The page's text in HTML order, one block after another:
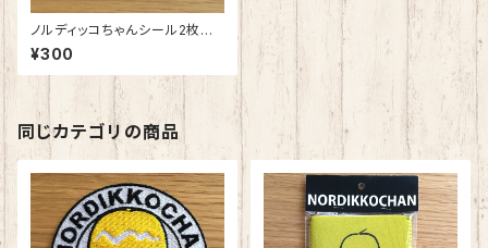
ノルディッコちゃんシール2枚セッ
ト（スキー、イースターバニー）
¥300
同じカテゴリの商品